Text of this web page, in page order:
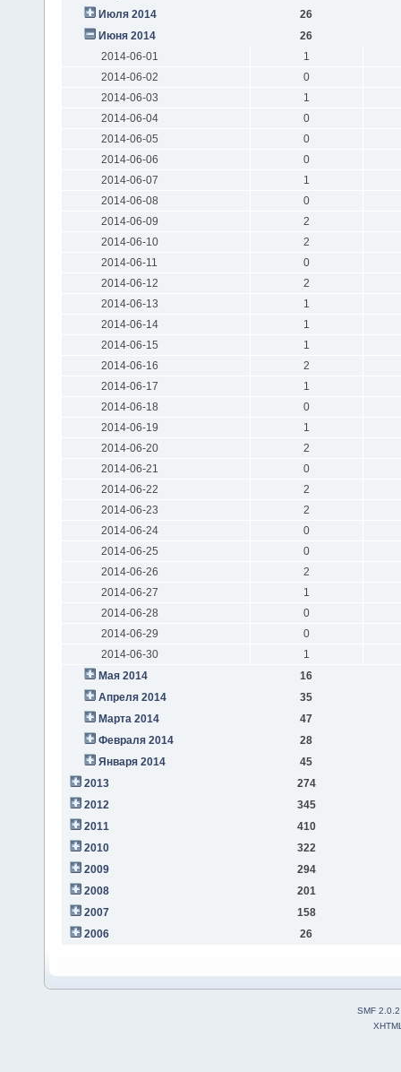
Июля 2014
26
Июня 2014
26
2014-06-01
1
2014-06-02
0
2014-06-03
1
2014-06-04
0
2014-06-05
0
2014-06-06
0
2014-06-07
1
2014-06-08
0
2014-06-09
2
2014-06-10
2
2014-06-11
0
2014-06-12
2
2014-06-13
1
2014-06-14
1
2014-06-15
1
2014-06-16
2
2014-06-17
1
2014-06-18
0
2014-06-19
1
2014-06-20
2
2014-06-21
0
2014-06-22
2
2014-06-23
2
2014-06-24
0
2014-06-25
0
2014-06-26
2
2014-06-27
1
2014-06-28
0
2014-06-29
0
2014-06-30
1
Мая 2014
16
Апреля 2014
35
Марта 2014
47
Февраля 2014
28
Января 2014
45
2013
274
2012
345
2011
410
2010
322
2009
294
2008
201
2007
158
2006
26
SMF 2.0.2